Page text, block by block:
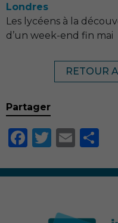
Londres
Les lycéens à la
d’un week-end fin mai
RETOUR
Partager
Facebook
Twitter
Email